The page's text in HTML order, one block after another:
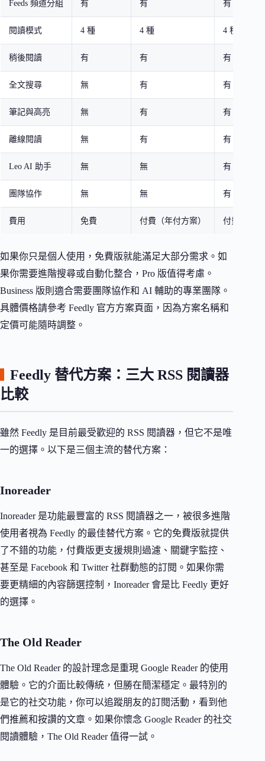
Feeds 頻道分組 有 有 有 + 團隊
閱讀模式 4 種 4 種 4 種
稍後閱讀 有 有 有
全文搜尋 無 有 有
筆記與高亮 無 有 有
離線閱讀 無 有 有
Leo AI 助手 無 無 有
團隊協作 無 無 有
費用 免費 付費（年付方案） 付費（按
如果你只是個人使用，免費版就能滿足大部分需求。如
果你需要進階搜尋或自動化整合，Pro 版值得考慮。
Business 版則適合需要團隊協作和 AI 輔助的專業團隊。
具體價格請參考 Feedly 官方方案頁面，因為方案名稱和
定價可能隨時調整。
Feedly 替代方案：三大 RSS 閱讀器
比較
雖然 Feedly 是目前最受歡迎的 RSS 閱讀器，但它不是唯
一的選擇。以下是三個主流的替代方案：
Inoreader
Inoreader 是功能最豐富的 RSS 閱讀器之一，被很多進階
使用者視為 Feedly 的最佳替代方案。它的免費版就提供
了不錯的功能，付費版更支援規則過濾、關鍵字監控、
甚至是 Facebook 和 Twitter 社群動態的訂閱。如果你需
要更精細的內容篩選控制，Inoreader 會是比 Feedly 更好
的選擇。
The Old Reader
The Old Reader 的設計理念是重現 Google Reader 的使用
體驗。它的介面比較傳統，但勝在簡潔穩定。最特別的
是它的社交功能，你可以追蹤朋友的訂閱活動，看到他
們推薦和按讚的文章。如果你懷念 Google Reader 的社交
閱讀體驗，The Old Reader 值得一試。